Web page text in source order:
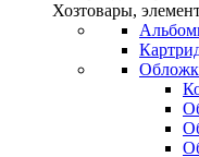
Хозтовары,